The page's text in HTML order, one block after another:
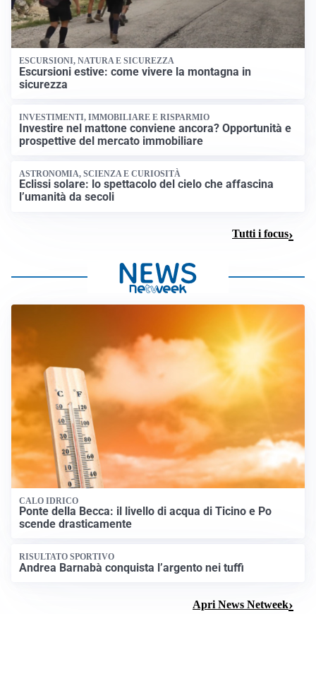
ESCURSIONI, NATURA E SICUREZZA
Escursioni estive: come vivere la montagna in
sicurezza
INVESTIMENTI, IMMOBILIARE E RISPARMIO
Investire nel mattone conviene ancora? Opportunità e
prospettive del mercato immobiliare
ASTRONOMIA, SCIENZA E CURIOSITÀ
Eclissi solare: lo spettacolo del cielo che affascina
l’umanità da secoli
Tutti i focus
CALO IDRICO
Ponte della Becca: il livello di acqua di Ticino e Po
scende drasticamente
RISULTATO SPORTIVO
Andrea Barnabà conquista l’argento nei tuffi
Apri News Netweek